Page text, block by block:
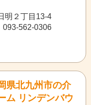
明２丁目13-4
562-0306
県北九州市の介
リンデンバウ